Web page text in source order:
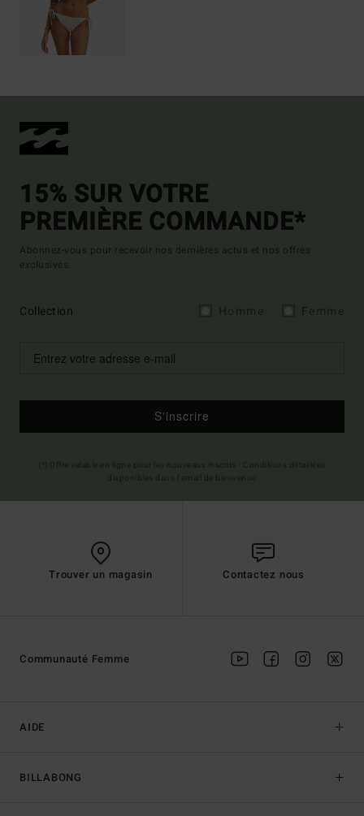
15% SUR VOTRE
PREMIÈRE COMMANDE*
Abonnez-vous pour recevoir nos dernières actus et nos offres
exclusives.
Collection
S'inscrire
Trouver un magasin Contactez nous
AIDE
BILLABONG
Communauté Femme